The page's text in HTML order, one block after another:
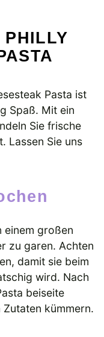
PHILLY
Pasta ist
Spaß. Mit ein
Sie frische
Lassen Sie uns
einem großen
zu garen. Achten
damit sie beim
wird. Nach
beiseite
kümmern.